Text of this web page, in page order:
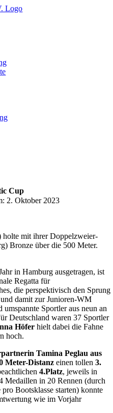
Cup
2. Oktober 2023
mit ihrer Doppelzweier-
Bronze über die 500 Meter.
in Hamburg ausgetragen, ist
Regatta für
die perspektivisch den Sprung
damit zur Junioren-WM
Sportler aus neun an
Deutschland waren 37 Sportler
Höfer hielt dabei die Fahne
hoch.
Tamina Peglau aus
Meter-Distanz einen tollen3.
4.Platz, jeweils in
Medaillen in 20 Rennen (durch
Bootsklasse starten) konnte
wie im Vorjahr